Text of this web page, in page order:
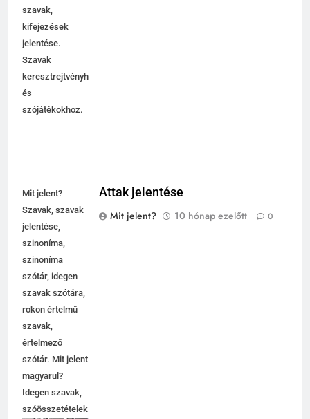
szavak,
kifejezések
jelentése.
Szavak
keresztrejtvényhez
és
szójátékokhoz.
Mit jelent?
Szavak, szavak
jelentése,
szinoníma,
szinoníma
szótár, idegen
szavak szótára,
rokon értelmű
szavak,
értelmező
szótár. Mit jelent
magyarul?
Idegen szavak,
szóösszetételek
Attak jelentése
Mit jelent?
10 hónap ezelőtt 0
5